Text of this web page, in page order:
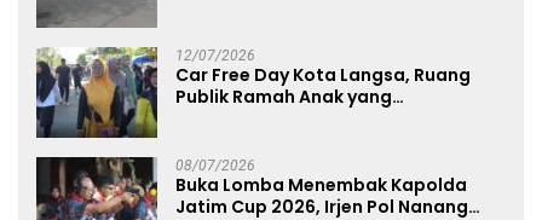
12/07/2026
Car Free Day Kota Langsa, Ruang
Publik Ramah Anak yang
08/07/2026
Buka Lomba Menembak Kapolda
Jatim Cup 2026, Irjen Pol Nanang